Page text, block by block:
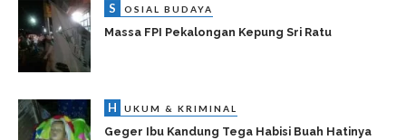
S OSIAL BUDAYA
Massa FPI Pekalongan Kepung Sri Ratu
H UKUM & KRIMINAL
Geger Ibu Kandung Tega Habisi Buah Hatinya